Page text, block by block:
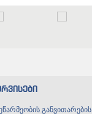
განვითარების